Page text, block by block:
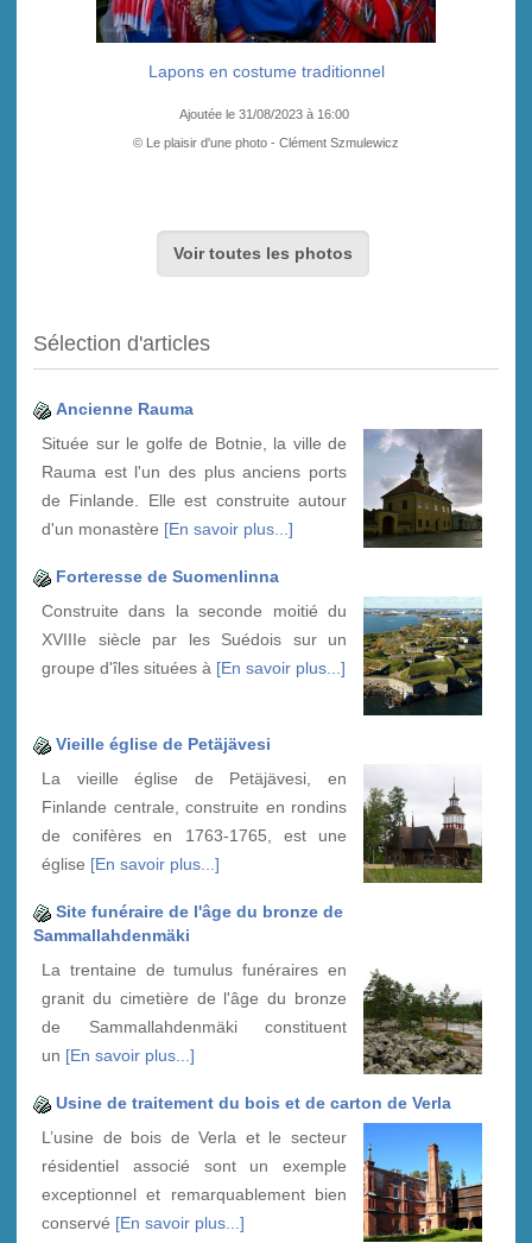
Lapons en costume traditionnel
Ajoutée le 31/08/2023 à 16:00
© Le plaisir d'une photo - Clément Szmulewicz
Voir toutes les photos
Sélection d'articles
Ancienne Rauma
Située sur le golfe de Botnie, la ville de
Rauma est l'un des plus anciens ports
de Finlande. Elle est construite autour
d'un monastère [En savoir plus...]
Forteresse de Suomenlinna
Construite dans la seconde moitié du
XVIIIe siècle par les Suédois sur un
groupe d'îles situées à [En savoir plus...]
Vieille église de Petäjävesi
La vieille église de Petäjävesi, en
Finlande centrale, construite en rondins
de conifères en 1763-1765, est une
église [En savoir plus...]
Site funéraire de l'âge du bronze de
Sammallahdenmäki
La trentaine de tumulus funéraires en
granit du cimetière de l'âge du bronze
de Sammallahdenmäki constituent
un [En savoir plus...]
Usine de traitement du bois et de carton de Verla
L’usine de bois de Verla et le secteur
résidentiel associé sont un exemple
exceptionnel et remarquablement bien
conservé [En savoir plus...]